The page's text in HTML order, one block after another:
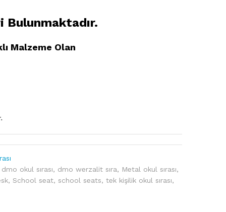
Malzeme Olan
dmo okul sırası, dmo werzalit sıra, Metal okul sırası,
,School seat,school seats,tek kişilik okul sırası,